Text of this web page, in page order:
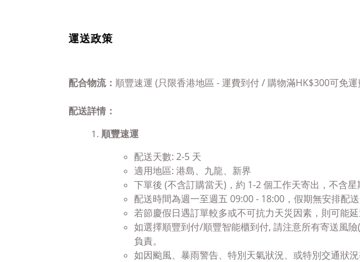
運送政策
配合物流： 順豐速運 (只限香港地區 - 運費到付 / 購物滿HK$300可免運
配送詳情：
順豐速運
配送天數: 2-5 天
適用地區: 港島、九龍、新界
下單後 (不含訂購當天)，約 1-2 個工作天寄出，不含星
配送時間為週一至週五 09:00 - 18:00，假期無安排配送
若節慶假日遇訂單較多或不可抗力天災因素，則可能
如選擇順豐到付/順豐智能櫃到付, 請注意所有寄送風
負責。
如因颱風、暴雨警告、特別天氣狀況、或特別交通狀